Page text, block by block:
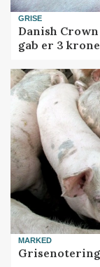
GRISE
Danish
gab er 3
MARKED